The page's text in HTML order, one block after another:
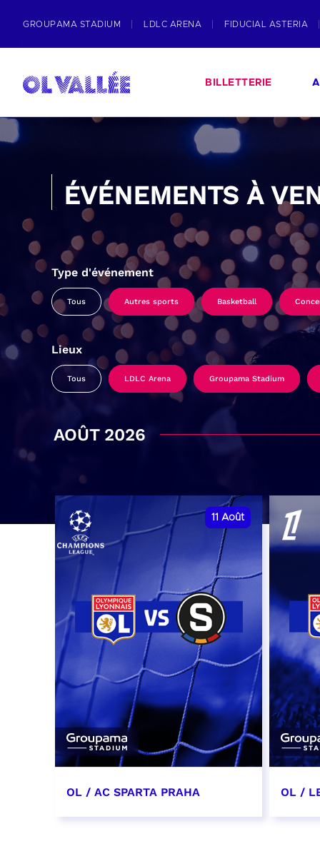
GROUPAMA STADIUM LDLC ARENA FIDUCIAL ASTERIA
BILLETTERIE
ÉVÉNEMENTS À
Type d'événement
Tous Autres sports Basketball
Lieux
Tous LDLC Arena Groupama Stadium
AOÛT 2026
11 Août
OL / AC SPARTA PRAHA OL /